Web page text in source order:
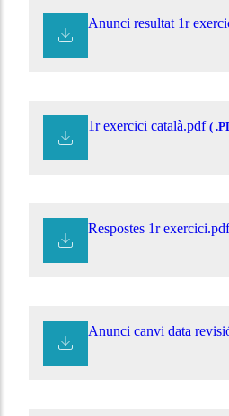
Anunci resultat 1r
1r exercici català.pdf (
Respostes 1r
Anunci canvi data